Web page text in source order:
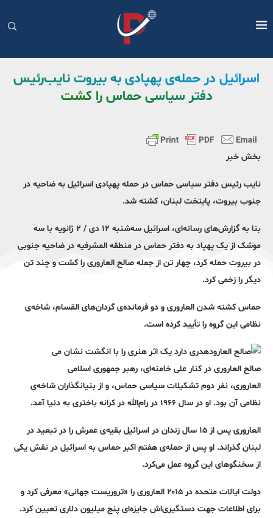
اسرائیل در حمله‌ی پهپادی به بیروت نایب‌رئیس
دفتر سیاسی حماس را کشت
بخش خبر
نایب رئیس دفتر سیاسی حماس در حمله پهپادی اسرائیل به ضاحیه در
جنوب بیروت، پایتخت لبنان، کشته شد.
بنا به گزارش‌های رسانه‌ای، اسرائیل سه‌شنبه ۱۲ دی / ۲ ژانویه با سه
موشک از یک پهپاد به دفتر حماس در منطقه المشرفیه در ضاحیه جنوبی
در بیروت حمله کرد، چهار تن از جمله صالح العاروری را کشت و چند تن
دیگر را زخمی کرد.
حماس کشته شدن العاروری و دو فرمانده‌ی گردان‌های القسام، شاخه‌ی
نظامی این گروه را تأیید کرده است.
صالح العاروری در کنار علی خامنه‌ای، رهبر جمهوری اسلامی
العاروری، نفر دوم تشکیلات سیاسی حماس، و از بنیانگذاران شاخه‌ی
نظامی آن بود. او در سال ۱۹۶۶ در رام‌الله در کرانه باختری به دنیا آمد.
العاروری پس از ۱۵ سال زندان در اسرائیل بقیه‌ی عمرش را در تبعید در
لبنان گذراند. او پس از حمله‌ی هفتم اکبر حماس به اسرائیل در نقش یکی
از سخنگوهای این گروه عمل می‌کرد.
دولت ایالات متحده در ۲۰۱۵ العاروری را «تروریست جهانی» معرفی کرد و
برای اطلاعات جهت دستگیری‌اش جایزه‌ای پنج میلیون دلاری تعیین کرد.